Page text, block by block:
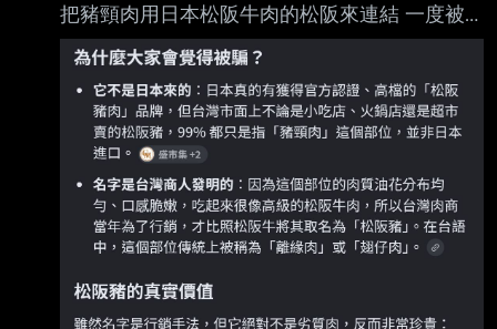
把豬頸肉用日本松阪牛肉的松阪來連結 一度被
日本農林水產省關注到台灣濫用亂象 台灣消基
會也曾經說過這有誤導消費者嫌疑 畢竟台灣沒
有進口日本牛 台灣連美國澳洲牛肉都可以冒名
和牛 更不用說台灣豬直接冒名日本豬 結果後來
台灣官方沒隔幾年就改口說這是約定俗成 現在
連不是豬頸肉的豬僧帽肌也能叫松阪豬 台灣這
些農漁產品是覺得自己原本名字很可恥嗎 為何
要一直假冒別人的名字裝高貴啊 不是松阪養殖
的叫松阪豬 大比目魚叫鱈魚 吳郭魚叫台灣鯛 詐
騙之島4ni？？？？ 台灣人智商稅是不是